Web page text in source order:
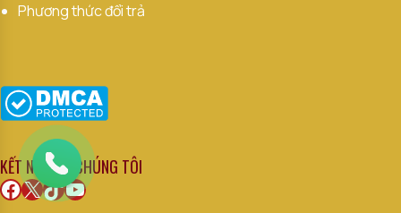
Phương thức đổi trả
KẾT NỐI VỚI CHÚNG TÔI
Facebook
X TikTok
Youtube